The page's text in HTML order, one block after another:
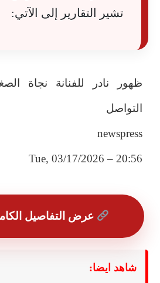
تشير التقارير إلى الآتي:
ظهور نادر للفنانة نجاة
التواصل
newspress
Tue, 03/17/2026 – 20:56
عرض التفاصيل
شاهد ايضا: